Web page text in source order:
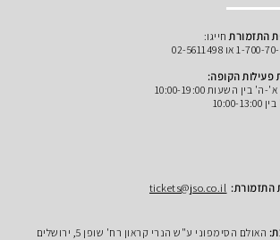
חייגו:
19:00
tickets@jso.co.il
ע"ש הנרי קראון רח' שופן 5, ירושלים